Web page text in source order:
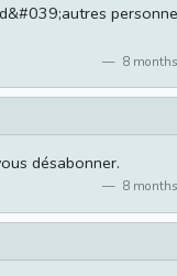
8
désabonner.
8